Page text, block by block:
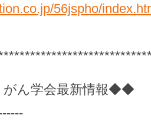
56jspho/
ん学会最新情報◆◆